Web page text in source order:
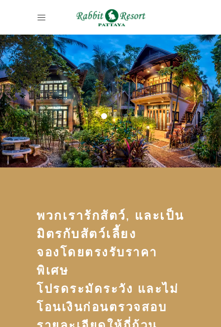
พวกเรารักสัตว์, และเป็น
มิตรกับสัตว์เลี้ยง
จองโดยตรงรับราคา
พิเศษ
โปรดระมัดระวัง และไม่
โอนเงินก่อนตรวจสอบ